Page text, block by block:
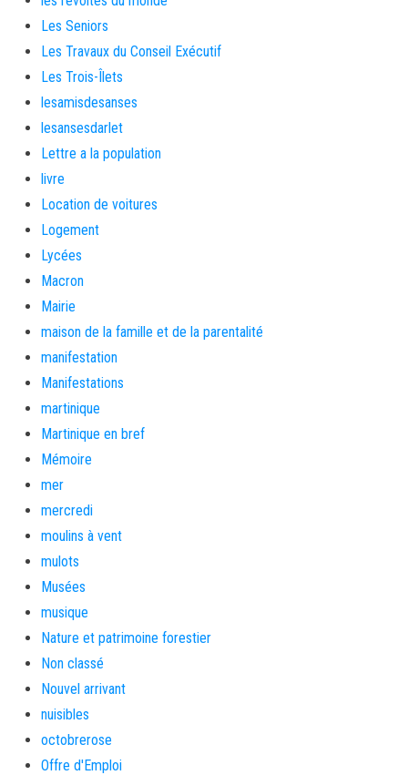
Les Seniors
Les Travaux du Conseil Exécutif
Les Trois-Îlets
lesamisdesanses
lesansesdarlet
Lettre a la population
livre
Location de voitures
Logement
Lycées
Macron
Mairie
maison de la famille et de la parentalité
manifestation
Manifestations
martinique
Martinique en bref
Mémoire
mer
mercredi
moulins à vent
mulots
Musées
musique
Nature et patrimoine forestier
Non classé
Nouvel arrivant
nuisibles
octobrerose
Offre d'Emploi